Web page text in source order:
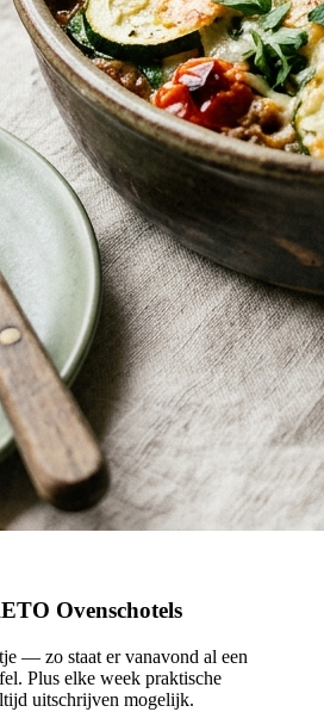
Ovenschotels
— zo staat er vanavond al een
Plus elke week praktische
uitschrijven mogelijk.